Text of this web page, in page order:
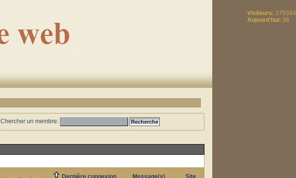
Visiteurs: 279394
Aujourd'hui: 38
Chercher un membre:
Dernière connexion
Message(s)
Site